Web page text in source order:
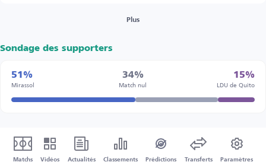
Plus
Sondage des supporters
51%
Mirassol
34%
Match nul
15%
LDU de Quito
Matchs Vidéos Actualités Classements Prédictions Transferts Paramètres